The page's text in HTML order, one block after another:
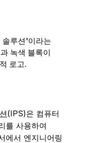
(IPS)은 컴퓨터
를 사용하여
에서 엔지니어링